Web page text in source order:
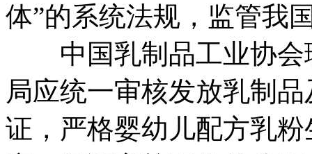
体”的系统法规，监管我
中国乳制品工业协会
局应统一审核发放乳制
证，严格婴幼儿配方乳